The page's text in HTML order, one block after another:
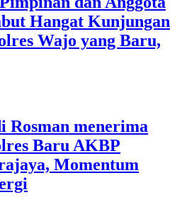
Hangat Kunjungan
Wajo yang Baru,
Rosman menerima
Baru AKBP
Momentum